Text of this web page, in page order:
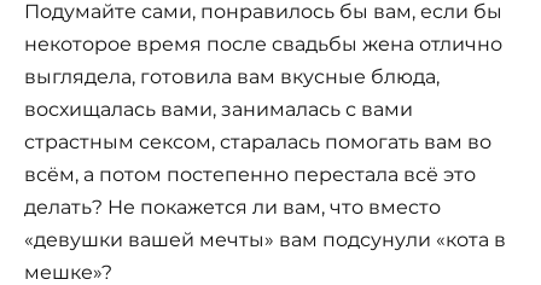
Подумайте сами, понравилось бы вам, если бы
некоторое время после свадьбы жена отлично
выглядела, готовила вам вкусные блюда,
восхищалась вами, занималась с вами
страстным сексом, старалась помогать вам во
всём, а потом постепенно перестала всё это
делать? Не покажется ли вам, что вместо
«девушки вашей мечты» вам подсунули «кота в
мешке»?